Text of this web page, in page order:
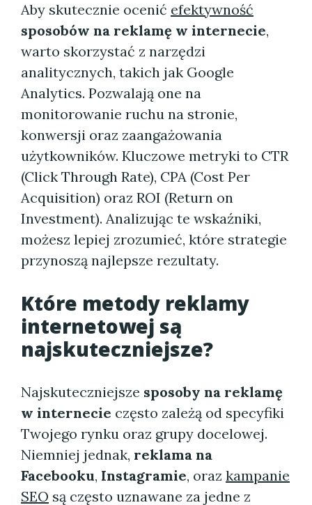
Aby skutecznie ocenić efektywność
sposobów na reklamę w internecie,
warto skorzystać z narzędzi
analitycznych, takich jak Google
Analytics. Pozwalają one na
monitorowanie ruchu na stronie,
konwersji oraz zaangażowania
użytkowników. Kluczowe metryki to CTR
(Click Through Rate), CPA (Cost Per
Acquisition) oraz ROI (Return on
Investment). Analizując te wskaźniki,
możesz lepiej zrozumieć, które strategie
przynoszą najlepsze rezultaty.
Które metody reklamy
internetowej są
najskuteczniejsze?
Najskuteczniejsze sposoby na reklamę
w internecie często zależą od specyfiki
Twojego rynku oraz grupy docelowej.
Niemniej jednak, reklama na
Facebooku, Instagramie, oraz kampanie
SEO są często uznawane za jedne z